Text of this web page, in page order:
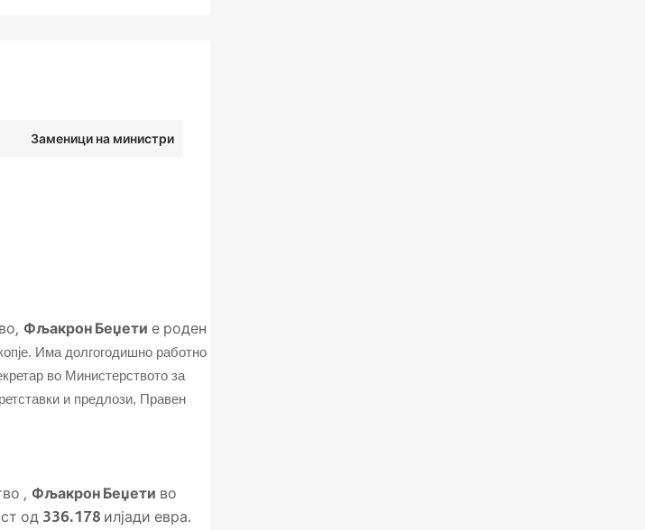
Заменици на министри
Фљакрон Беџети е роден
Има долгогодишно работно
во Министерството за
и предлози, Правен
, Фљакрон Беџети во
од 336.178 илјади евра.